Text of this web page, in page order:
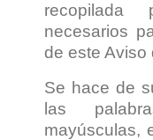
recopilada
necesarios
de este Aviso
Se hace de
las
mayúsculas,